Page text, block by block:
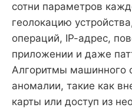
сотни параметров
геолокацию
операций, IP-адрес,
приложении и даже
Алгоритмы машинного
аномалии, такие как
карты или доступ из